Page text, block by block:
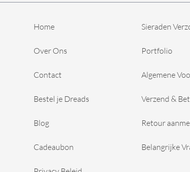
Home
Over Ons
Contact
Bestel je Dreads
Blog
Cadeaubon
Sieraden
Portfolio
Algemene
Verzend &
Retour
Belangrijke